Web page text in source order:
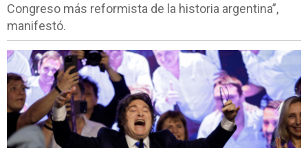
Congreso más reformista de la historia argentina”,
manifestó.